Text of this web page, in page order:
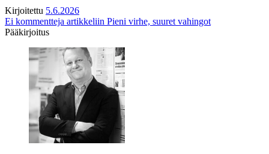
Kirjoitettu 5.6.2026
Ei kommentteja artikkeliin Pieni virhe, suuret vahingot
Pääkirjoitus